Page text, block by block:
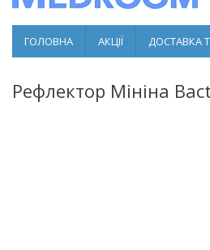
ГОЛОВНА АКЦІЇ ДОСТАВКА
Рефлектор Мініна